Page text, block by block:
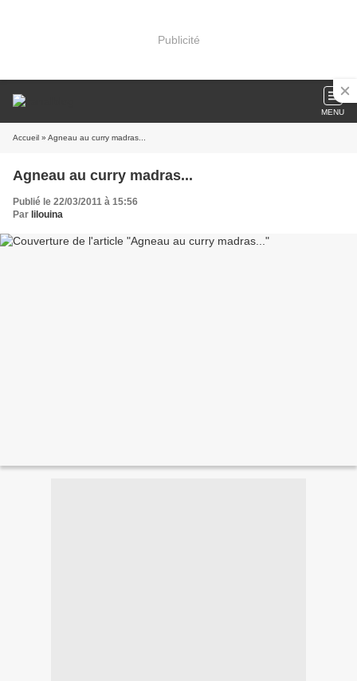
Publicité
MENU
Accueil » Agneau au curry madras...
Agneau au curry madras...
Publié le 22/03/2011 à 15:56
Par lilouina